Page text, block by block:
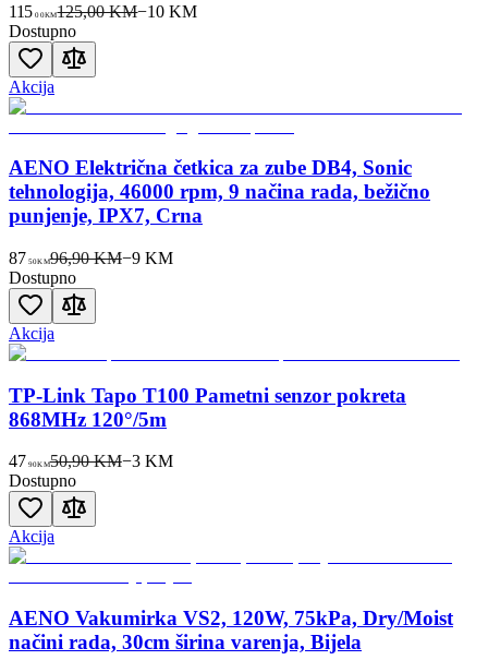
115 00KM125,00 KM−10 KM
Dostupno
Akcija
AENO Električna četkica za zube DB4, Sonic
tehnologija, 46000 rpm, 9 načina rada, bežično
punjenje, IPX7, Crna
87 50KM96,90 KM−9KM
Dostupno
Akcija
TP-Link Tapo T100 Pametni senzor pokreta
868MHz 120°/5m
47 90KM50,90 KM−3KM
Dostupno
Akcija
AENO Vakumirka VS2, 120W, 75kPa, Dry/Moist
načini rada, 30cm širina varenja, Bijela